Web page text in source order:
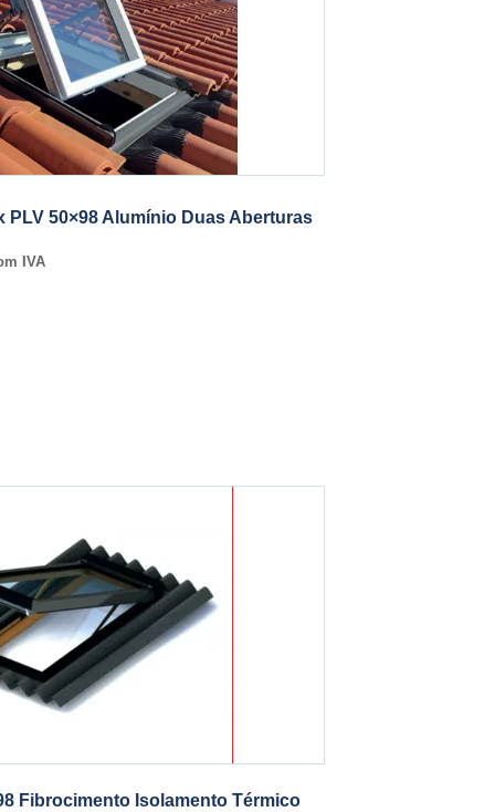
PLV 50×98 Alumínio Duas Aberturas
IVA
Fibrocimento Isolamento Térmico